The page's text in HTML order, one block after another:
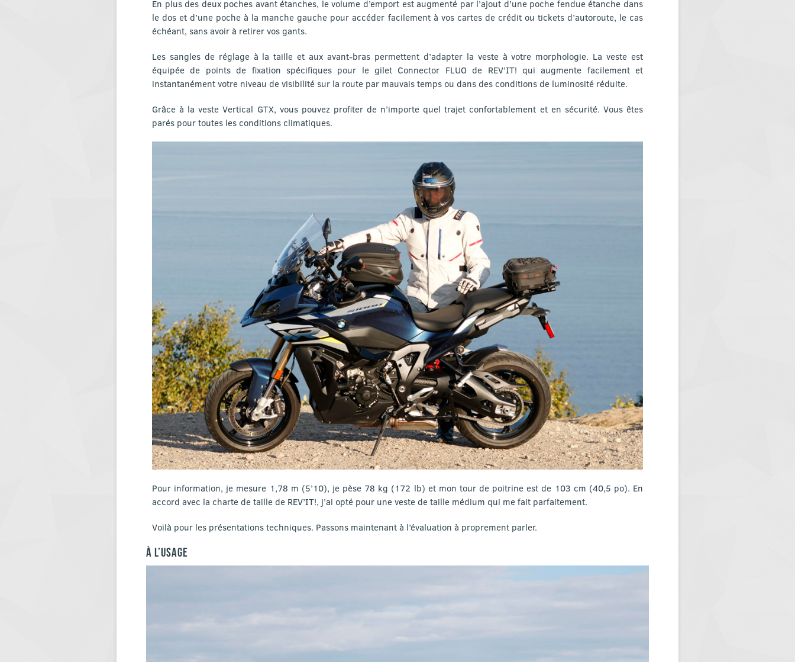
En plus des deux poches avant étanches, le volume d’emport est augmenté par l’ajout d’une poche fendue étanche dans
le dos et d’une poche à la manche gauche pour accéder facilement à vos cartes de crédit ou tickets d’autoroute, le cas
échéant, sans avoir à retirer vos gants.
Les sangles de réglage à la taille et aux avant-bras permettent d’adapter la veste à votre morphologie. La veste est
équipée de points de fixation spécifiques pour le gilet Connector FLUO de REV’IT! qui augmente facilement et
instantanément votre niveau de visibilité sur la route par mauvais temps ou dans des conditions de luminosité réduite.
Grâce à la veste Vertical GTX, vous pouvez profiter de n’importe quel trajet confortablement et en sécurité. Vous êtes
parés pour toutes les conditions climatiques.
Pour information, je mesure 1,78 m (5’10), je pèse 78 kg (172 lb) et mon tour de poitrine est de 103 cm (40,5 po). En
accord avec la charte de taille de REV’IT!, j’ai opté pour une veste de taille médium qui me fait parfaitement.
Voilà pour les présentations techniques. Passons maintenant à l’évaluation à proprement parler.
À L’USAGE